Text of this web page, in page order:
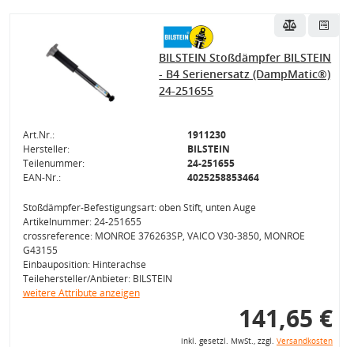
BILSTEIN Stoßdämpfer BILSTEIN
- B4 Serienersatz (DampMatic®)
24-251655
Art.Nr.:
1911230
Hersteller:
BILSTEIN
Teilenummer:
24-251655
EAN-Nr.:
4025258853464
Stoßdämpfer-Befestigungsart: oben Stift, unten Auge
Artikelnummer: 24-251655
crossreference: MONROE 376263SP, VAICO V30-3850, MONROE
G43155
Einbauposition: Hinterachse
Teilehersteller/Anbieter: BILSTEIN
weitere Attribute anzeigen
141,65 €
inkl. gesetzl. MwSt., zzgl. Versandkosten